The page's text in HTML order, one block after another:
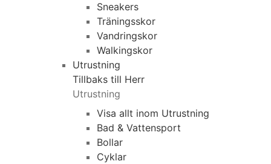
Sneakers
Träningsskor
Vandringskor
Walkingskor
Utrustning
Tillbaks till Herr
Utrustning
Visa allt inom Utrustning
Bad & Vattensport
Bollar
Cyklar